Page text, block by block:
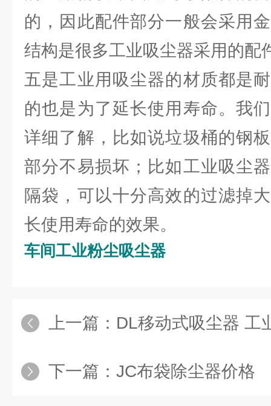
的，因此配件部分一般会采用
结构是很多工业吸尘器采用的配
五是工业用吸尘器的材质都是
的也是为了延长使用寿命。我
详细了解，比如说垃圾桶的钢
部分不易损坏；比如工业吸尘
隔袋，可以十分高效的过滤掉
长使用寿命的效果。
车间工业粉尘吸尘器
上一篇： DL移动式吸尘器 工
下一篇： JC布袋除尘器价格